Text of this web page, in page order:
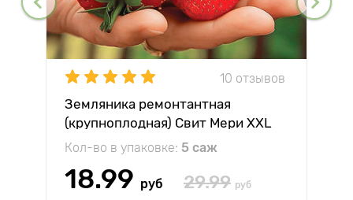
10 отзывов
Земляника ремонтантная
(крупноплодная) Свит Мери XXL
Кол-во в упаковке: 5 саж
18.99 руб 29.99 руб